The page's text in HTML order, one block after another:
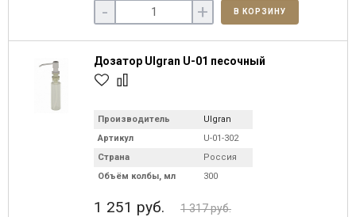
- + В КОРЗИНУ
Дозатор Ulgran U-01 песочный
Производитель
Ulgran
Артикул
U-01-302
Страна
Россия
Объём колбы, мл
300
1 251 руб. 1 317 руб.